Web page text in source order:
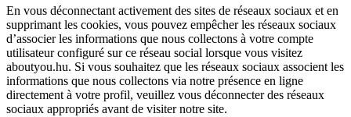
En vous déconnectant activement des sites de réseaux sociaux et en
supprimant les cookies, vous pouvez empêcher les réseaux sociaux
d’associer les informations que nous collectons à votre compte
utilisateur configuré sur ce réseau social lorsque vous visitez
aboutyou.hu. Si vous souhaitez que les réseaux sociaux associent les
informations que nous collectons via notre présence en ligne
directement à votre profil, veuillez vous déconnecter des réseaux
sociaux appropriés avant de visiter notre site.